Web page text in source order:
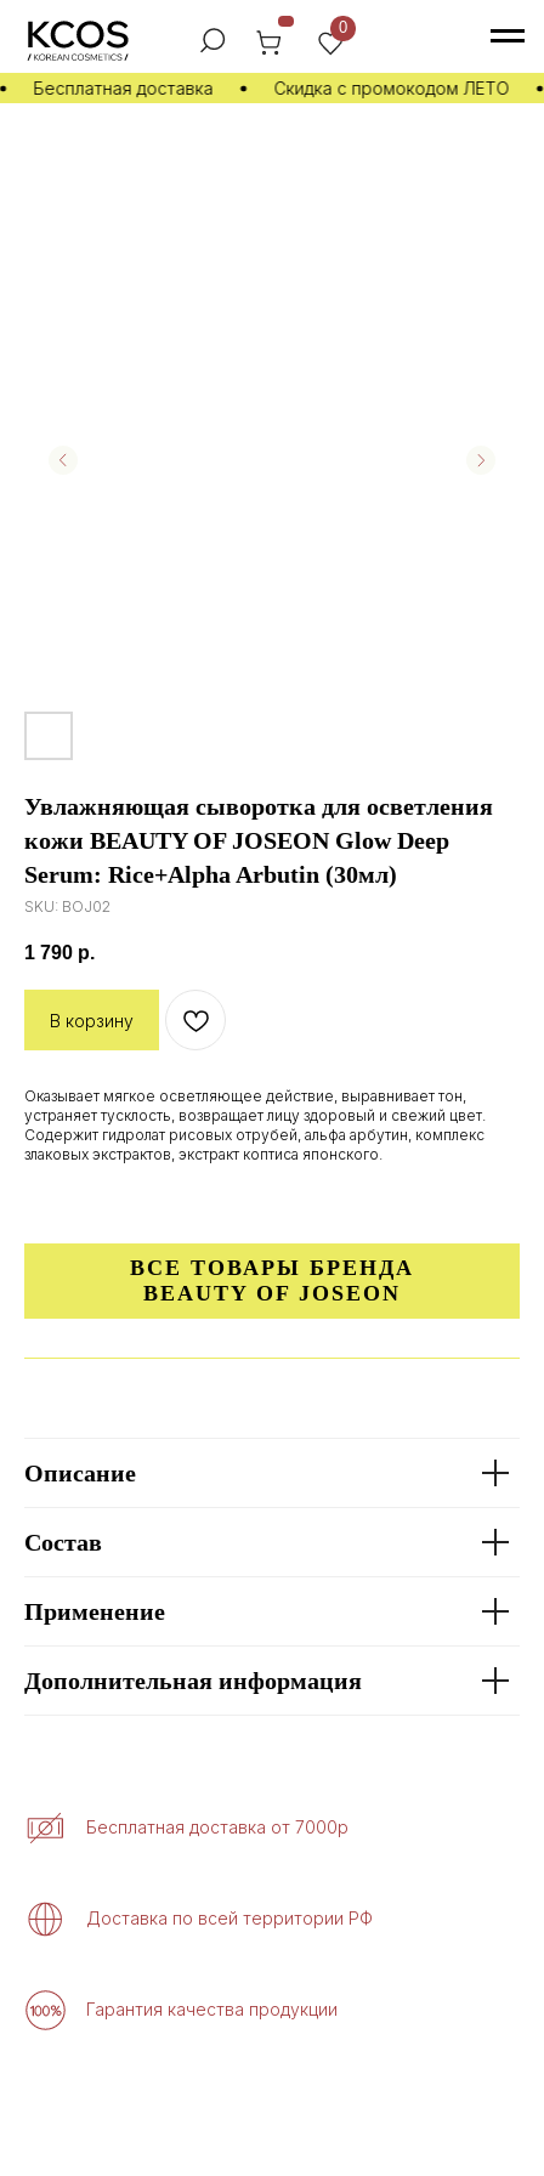
Бесплатная доставка Скидка с промокодом ЛЕТО
Увлажняющая сыворотка для осветления
кожи BEAUTY OF JOSEON Glow Deep
Serum: Rice+Alpha Arbutin (30мл)
SKU: BOJ02
1 790 р.
В корзину
Оказывает мягкое осветляющее действие, выравнивает тон,
устраняет тусклость, возвращает лицу здоровый и свежий цвет.
Содержит гидролат рисовых отрубей, альфа арбутин, комплекс
злаковых экстрактов, экстракт коптиса японского.
ВСЕ ТОВАРЫ БРЕНДА
BEAUTY OF JOSEON
Описание
Состав
Применение
Дополнительная информация
Бесплатная доставка от 7000р
Доставка по всей территории РФ
Гарантия качества продукции